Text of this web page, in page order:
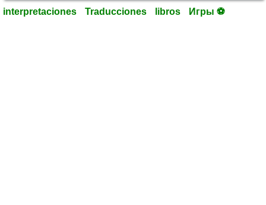
interpretaciones Traducciones libros Игры ⚽